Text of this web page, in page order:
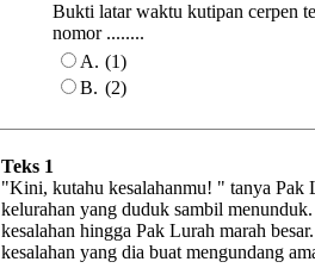
Bukti latar waktu kutipan cerpen
nomor ........
A. (1)
B. (2)
Teks 1
"Kini, kutahu kesalahanmu! " tanya Pak
kelurahan yang duduk sambil
kesalahan hingga Pak Lurah marah
kesalahan yang dia buat mengundang